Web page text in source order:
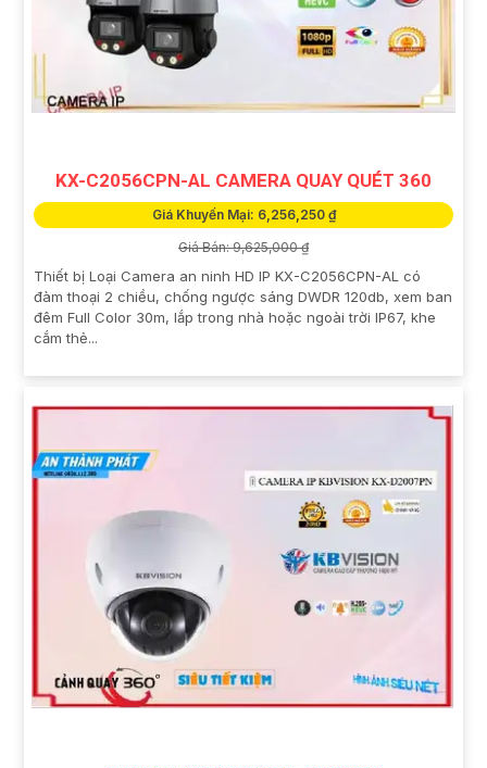
KX-C2056CPN-AL CAMERA QUAY QUÉT 360
Giá Khuyến Mại: 6,256,250 ₫
Giá Bán: 9,625,000 ₫
Thiết bị Loại Camera an ninh HD IP KX-C2056CPN-AL có
đàm thoại 2 chiều, chống ngược sáng DWDR 120db, xem ban
đêm Full Color 30m, lắp trong nhà hoặc ngoài trời IP67, khe
cắm thẻ...